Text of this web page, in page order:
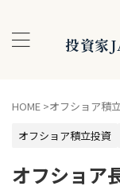
投資家
HOME >オフショア積
オフショア積立投資
オフショア